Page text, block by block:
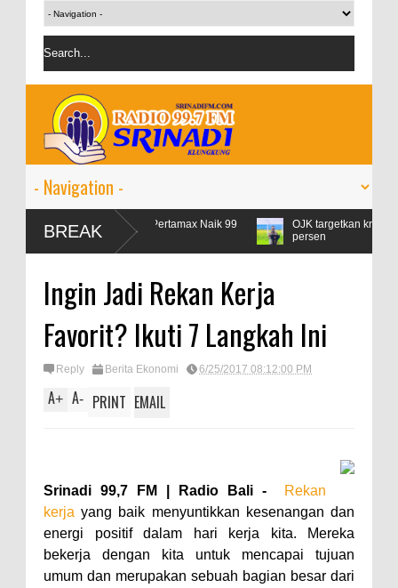
BREAK
Konsumsi Pertamax Naik 99
OJK targetkan kredit perbankan
persen
Ingin Jadi Rekan Kerja
Favorit? Ikuti 7 Langkah Ini
Reply Berita Ekonomi 6/25/2017 08:12:00 PM
A+ A- PRINT EMAIL
Srinadi 99,7 FM | Radio Bali -
Rekan
kerja yang baik menyuntikkan kesenangan dan
energi positif dalam hari kerja kita. Mereka
bekerja dengan kita untuk mencapai tujuan
umum dan merupakan sebuah bagian besar dari